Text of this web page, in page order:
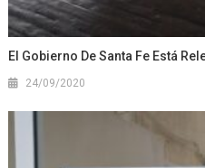
El Gobierno De Santa Fe Está
24/09/2020